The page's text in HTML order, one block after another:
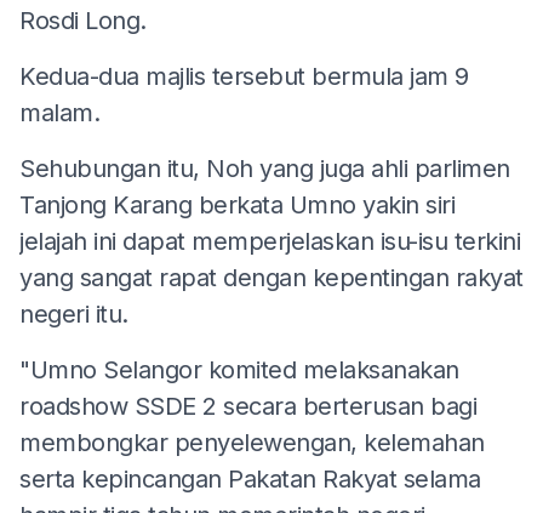
Rosdi Long.
Kedua-dua majlis tersebut bermula jam 9
malam.
Sehubungan itu, Noh yang juga ahli parlimen
Tanjong Karang berkata Umno yakin siri
jelajah ini dapat memperjelaskan isu-isu terkini
yang sangat rapat dengan kepentingan rakyat
negeri itu.
"Umno Selangor komited melaksanakan
roadshow SSDE 2 secara berterusan bagi
membongkar penyelewengan, kelemahan
serta kepincangan Pakatan Rakyat selama